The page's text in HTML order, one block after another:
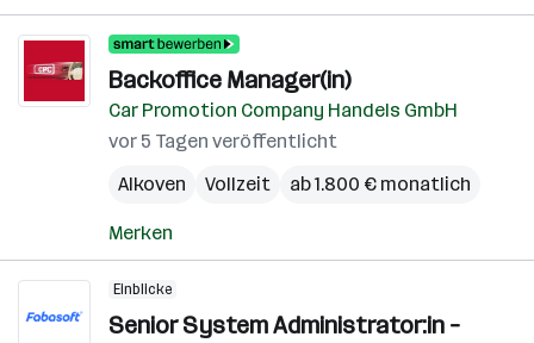
Backoffice Manager(in)
Car Promotion Company Handels GmbH
vor 5 Tagen veröffentlicht
Alkoven
Vollzeit ab 1.800 € monatlich
Merken
Einblicke
Senior System Administrator:in –